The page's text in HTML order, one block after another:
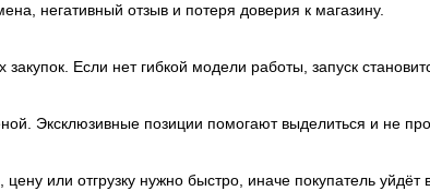
негативный отзыв и потеря доверия к магазину.
Если нет гибкой модели работы, запуск
Эксклюзивные позиции помогают выделиться и не
или отгрузку нужно быстро, иначе покупатель уйдёт